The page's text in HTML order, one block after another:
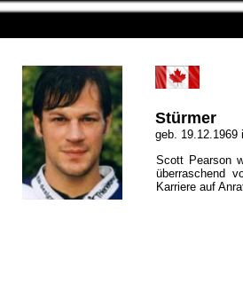
Stürmer
geb. 19.12.1969
Scott Pearson
überraschend
Karriere auf